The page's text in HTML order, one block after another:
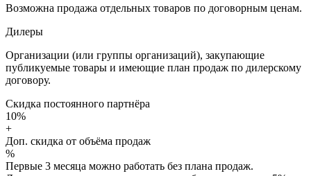
Возможна продажа отдельных товаров по договорным ценам.
Дилеры
Организации (или группы организаций), закупающие
публикуемые товары и имеющие план продаж по дилерскому
договору.
Скидка постоянного партнёра
10%
+
Доп. скидка от объёма продаж
%
Первые 3 месяца можно работать без плана продаж.